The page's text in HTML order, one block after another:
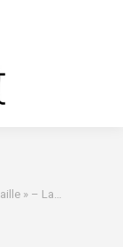
» – La…